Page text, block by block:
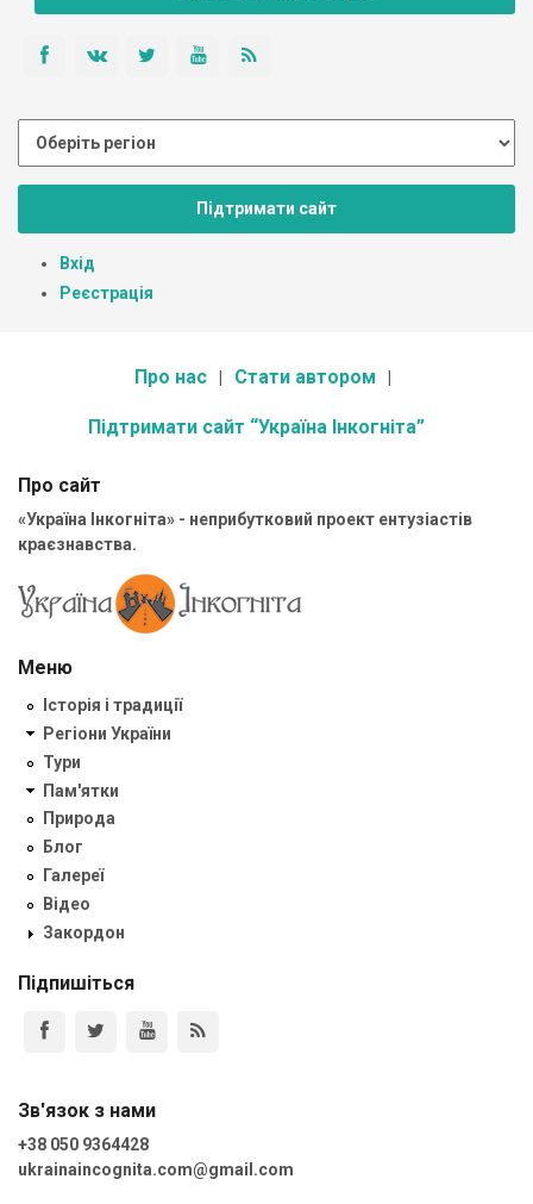
Підтримати сайт
Вхід
Реєстрація
Про нас Стати автором
Підтримати сайт “Україна Інкогніта”
Про сайт
«Україна Інкогніта» - неприбутковий проект ентузіастів
краєзнавства.
Меню
Історія і традиції
Регіони України
Тури
Пам'ятки
Природа
Блог
Галереї
Відео
Закордон
Підпишіться
Зв'язок з нами
+38 050 9364428
ukrainaincognita.com@gmail.com